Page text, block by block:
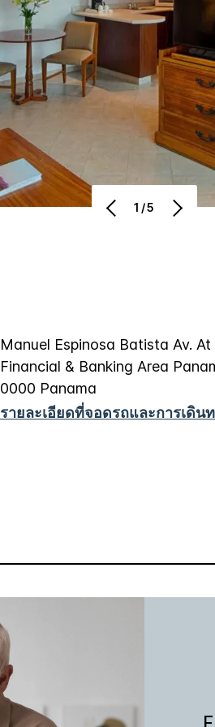
1/5
Manuel Espinosa Batista Av. At
Financial & Banking Area
0000 Panama
รายละเอียดที่จอดรถและการเดิน